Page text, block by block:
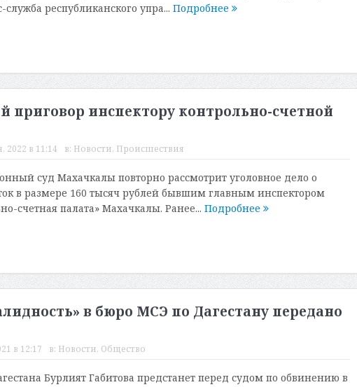
республиканского упра... Подробнее
приговор инспектору контрольно-счетной
2022 в 11:14 в: Новости, Происшествия
суд Махачкалы повторно рассмотрит уголовное дело о
в размере 160 тысяч рублей бывшим главным инспектором
счетная палата» Махачкалы. Ранее... Подробнее
в бюро МСЭ по Дагестану передано
в 12:17 в: Новости, Общество
Бурлият Габитова предстанет перед судом по обвинению в